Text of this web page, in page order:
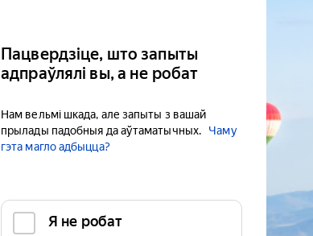
Пацвердзіце, што запыты
адпраўлялі вы, а не робат
Нам вельмі шкада, але запыты з вашай
прылады падобныя да аўтаматычных.
Чаму
гэта магло адбыцца?
Я не робат